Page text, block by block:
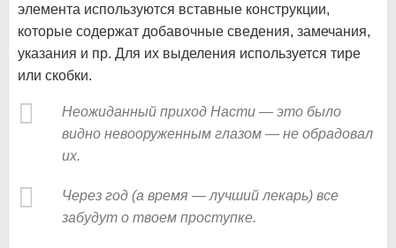
элемента используются вставные конструкции,
которые содержат добавочные сведения, замечания,
указания и пр. Для их выделения используется тире
или скобки.
Неожиданный приход Насти — это было
видно невооруженным глазом — не обрадовал
их.
Через год (а время — лучший лекарь) все
забудут о твоем проступке.